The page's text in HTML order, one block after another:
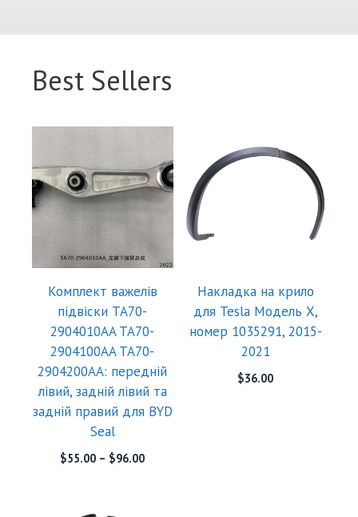
Best Sellers
Комплект важелів
підвіски TA70-
2904010AA TA70-
2904100AA TA70-
2904200AA: передній
лівий, задній лівий та
задній правий для BYD
Seal
$55.00 – $96.00
Накладка на крило
для Tesla Модель X,
номер 1035291, 2015-
2021
$36.00